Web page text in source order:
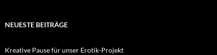
NEUESTE BEITRÄGE
Kreative Pause für unser Erotik-Projekt